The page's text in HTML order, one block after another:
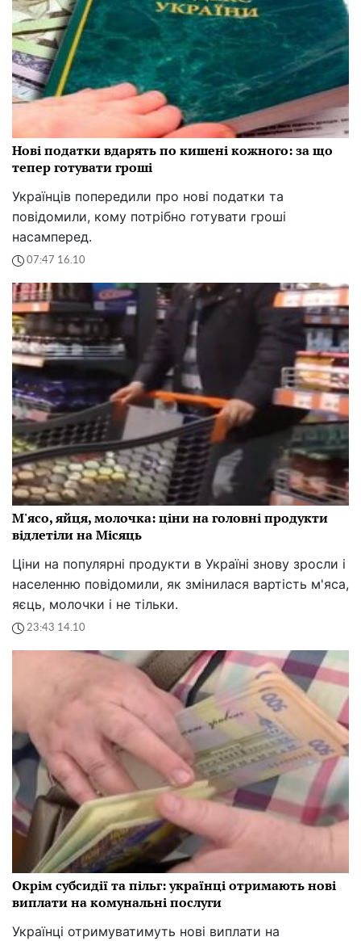
Нові податки вдарять по кишені кожного: за що
тепер готувати гроші
Українців попередили про нові податки та
повідомили, кому потрібно готувати гроші
насамперед.
07:47 16.10
М'ясо, яйця, молочка: ціни на головні продукти
відлетіли на Місяць
Ціни на популярні продукти в Україні знову зросли і
населенню повідомили, як змінилася вартість м'яса,
яєць, молочки і не тільки.
23:43 14.10
Окрім субсидії та пільг: українці отримають нові
виплати на комунальні послуги
Українці отримуватимуть нові виплати на